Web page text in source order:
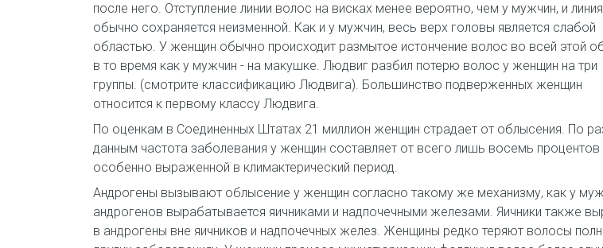
после него. Отступление линии волос на висках менее вероятно, чем у мужчин, и
обычно сохраняется неизменной. Как и у мужчин, весь верх головы является слабой
областью. У женщин обычно происходит размытое истончение волос во всей этой
в то время как у мужчин - на макушке. Людвиг разбил потерю волос у женщин на три
группы. (смотрите классификацию Людвига). Большинство подверженных женщин
относится к первому классу Людвига.
По оценкам в Соединенных Штатах 21 миллион женщин страдает от облысения. По
данным частота заболевания у женщин составляет от всего лишь восемь
особенно выраженной в климактерический период.
Андрогены вызывают облысение у женщин согласно такому же механизму, как у
андрогенов вырабатывается яичниками и надпочечными железами. Яичники также
в андрогены вне яичников и надпочечных желез. Женщины редко теряют волосы